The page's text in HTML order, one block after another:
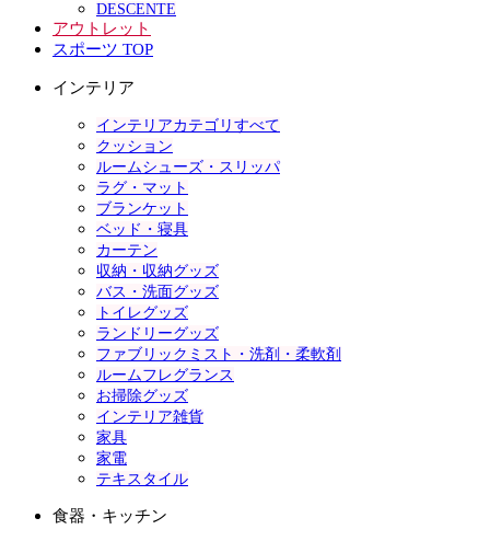
DESCENTE
アウトレット
スポーツ TOP
インテリア
インテリアカテゴリすべて
クッション
ルームシューズ・スリッパ
ラグ・マット
ブランケット
ベッド・寝具
カーテン
収納・収納グッズ
バス・洗面グッズ
トイレグッズ
ランドリーグッズ
ファブリックミスト・洗剤・柔軟剤
ルームフレグランス
お掃除グッズ
インテリア雑貨
家具
家電
テキスタイル
食器・キッチン